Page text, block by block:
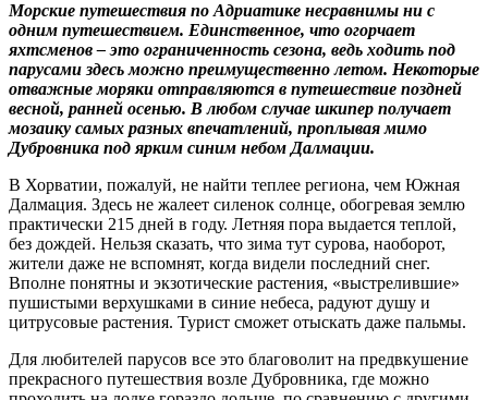
Морские путешествия по Адриатике несравнимы ни с
одним путешествием. Единственное, что огорчает
яхтсменов – это ограниченность сезона, ведь ходить под
парусами здесь можно преимущественно летом. Некоторые
отважные моряки отправляются в путешествие поздней
весной, ранней осенью. В любом случае шкипер получает
мозаику самых разных впечатлений, проплывая мимо
Дубровника под ярким синим небом Далмации.
В Хорватии, пожалуй, не найти теплее региона, чем Южная
Далмация. Здесь не жалеет силенок солнце, обогревая землю
практически 215 дней в году. Летняя пора выдается теплой,
без дождей. Нельзя сказать, что зима тут сурова, наоборот,
жители даже не вспомнят, когда видели последний снег.
Вполне понятны и экзотические растения, «выстрелившие»
пушистыми верхушками в синие небеса, радуют душу и
цитрусовые растения. Турист сможет отыскать даже пальмы.
Для любителей парусов все это благоволит на предвкушение
прекрасного путешествия возле Дубровника, где можно